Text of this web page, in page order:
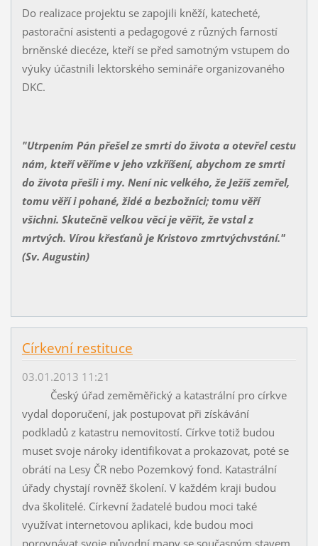
Do realizace projektu se zapojili kněží, katecheté,
pastorační asistenti a pedagogové z různých farností
brněnské diecéze, kteří se před samotným vstupem do
výuky účastnili lektorského semináře organizovaného
DKC.
"Utrpením Pán přešel ze smrti do života a otevřel cestu
nám, kteří věříme v jeho vzkříšení, abychom ze smrti
do života přešli i my. Není nic velkého, že Ježíš zemřel,
tomu věří i pohané, židé a bezbožníci; tomu věří
všichni. Skutečně velkou věcí je věřit, že vstal z
mrtvých. Vírou křesťanů je Kristovo zmrtvýchvstání."
(Sv. Augustin)
Církevní restituce
03.01.2013 11:21
Český úřad zeměměřický a katastrální pro církve
vydal doporučení, jak postupovat při získávání
podkladů z katastru nemovitostí. Církve totiž budou
muset svoje nároky identifikovat a prokazovat, poté se
obrátí na Lesy ČR nebo Pozemkový fond. Katastrální
úřady chystají rovněž školení. V každém kraji budou
dva školitelé. Církevní žadatelé budou moci také
využívat internetovou aplikaci, kde budou moci